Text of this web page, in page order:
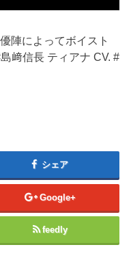
陣によってボイスト
﨑信長 ティアナ CV. #
シェア
Google+
feedly